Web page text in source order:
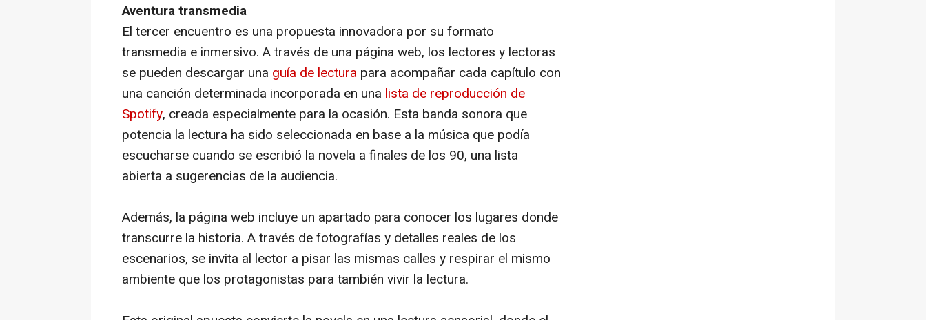
Aventura transmedia
El tercer encuentro es una propuesta innovadora por su formato
transmedia e inmersivo. A través de una página web, los lectores y lectoras
se pueden descargar una guía de lectura para acompañar cada capítulo con
una canción determinada incorporada en una lista de reproducción de
Spotify, creada especialmente para la ocasión. Esta banda sonora que
potencia la lectura ha sido seleccionada en base a la música que podía
escucharse cuando se escribió la novela a finales de los 90, una lista
abierta a sugerencias de la audiencia.
Además, la página web incluye un apartado para conocer los lugares donde
transcurre la historia. A través de fotografías y detalles reales de los
escenarios, se invita al lector a pisar las mismas calles y respirar el mismo
ambiente que los protagonistas para también vivir la lectura.